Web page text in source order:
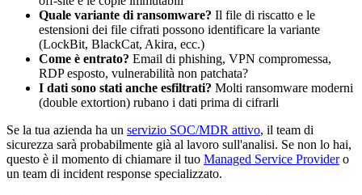
Quale variante di ransomware? Il file di riscatto e le
estensioni dei file cifrati possono identificare la variante
(LockBit, BlackCat, Akira, ecc.)
Come è entrato? Email di phishing, VPN compromessa,
RDP esposto, vulnerabilità non patchata?
I dati sono stati anche esfiltrati? Molti ransomware moderni
(double extortion) rubano i dati prima di cifrarli
Se la tua azienda ha un servizio SOC/MDR attivo, il team di
sicurezza sarà probabilmente già al lavoro sull'analisi. Se non lo hai,
questo è il momento di chiamare il tuo Managed Service Providero
un team di incident response specializzato.